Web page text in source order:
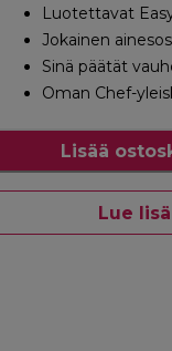
Luotettavat
Jokainen
Sinä päätät
Oman Chef-
Lisää
Lue